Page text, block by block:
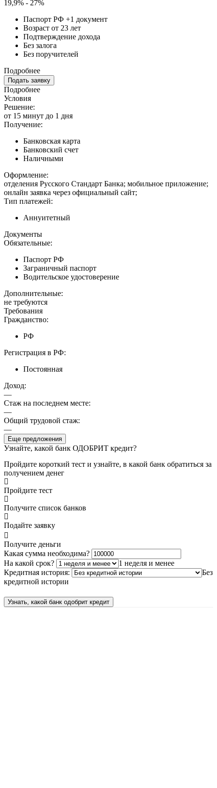
19,9% - 27%
Паспорт РФ +1 документ
Возраст от 23 лет
Подтверждение дохода
Без залога
Без поручителей
Подробнее
Подать заявку
Подробнее
Условия
Решение:
от 15 минут до 1 дня
Получение:
Банковская карта
Банковский счет
Наличными
Оформление:
отделения Русского Стандарт Банка; мобильное приложение;
онлайн заявка через официальный сайт;
Тип платежей:
Аннуитетный
Документы
Обязательные:
Паспорт РФ
Заграничный паспорт
Водительское удостоверение
Дополнительные:
не требуются
Требования
Гражданство:
РФ
Регистрация в РФ:
Постоянная
Доход:
—
Стаж на последнем месте:
—
Общий трудовой стаж:
—
Еще предложения
Узнайте, какой банк ОДОБРИТ кредит?
Пройдите короткий тест и узнайте, в какой банк обратиться за
получением денег
Пройдите тест
Получите список банков
Подайте заявку
Получите деньги
Какая сумма необходима?
На какой срок?
1 неделя и менее
Кредитная история:
Без
кредитной истории
Узнать, какой банк одобрит кредит